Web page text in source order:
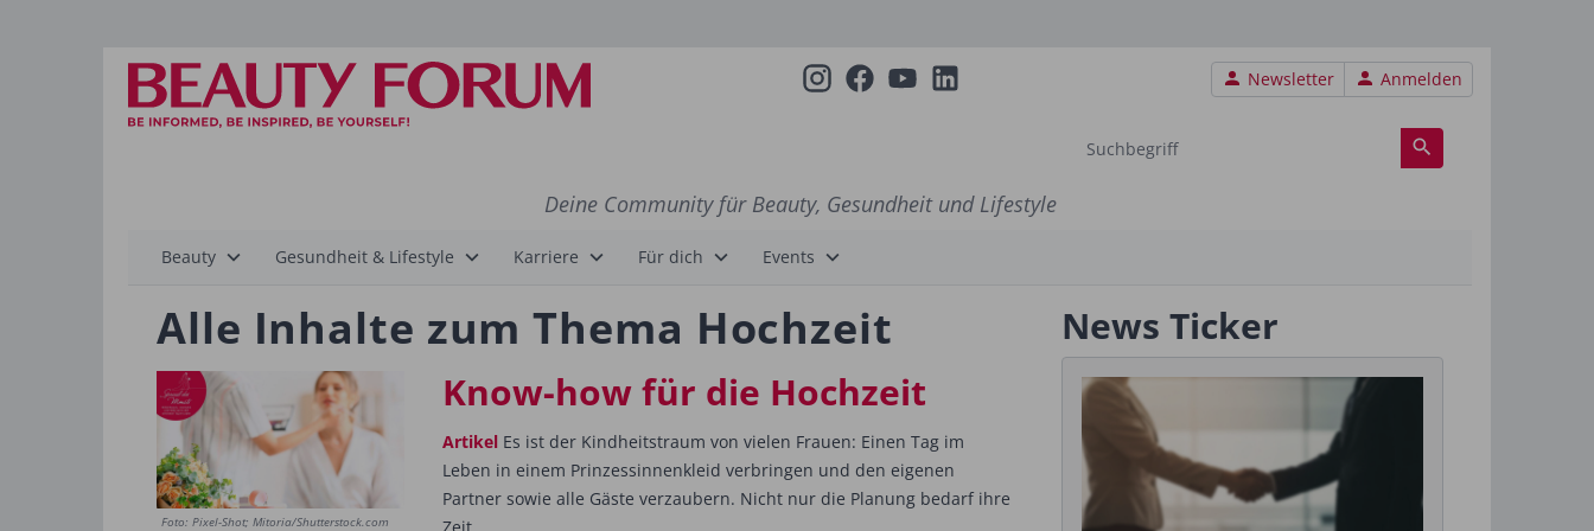
Benutzermenü
Newsletter Anmelden
Deine Community für Beauty, Gesundheit und Lifestyle
Hauptnavigation
Beauty Gesundheit & Lifestyle Karriere Für dich Events
Alle Inhalte zum Thema Hochzeit
Foto: Pixel-Shot; Mitoria/Shutterstock.com
Know-how für die Hochzeit
Artikel Es ist der Kindheitstraum von vielen Frauen: Einen Tag im
Leben in einem Prinzessinnenkleid verbringen und den eigenen
Partner sowie alle Gäste verzaubern. Nicht nur die Planung bedarf ihre
News Ticker